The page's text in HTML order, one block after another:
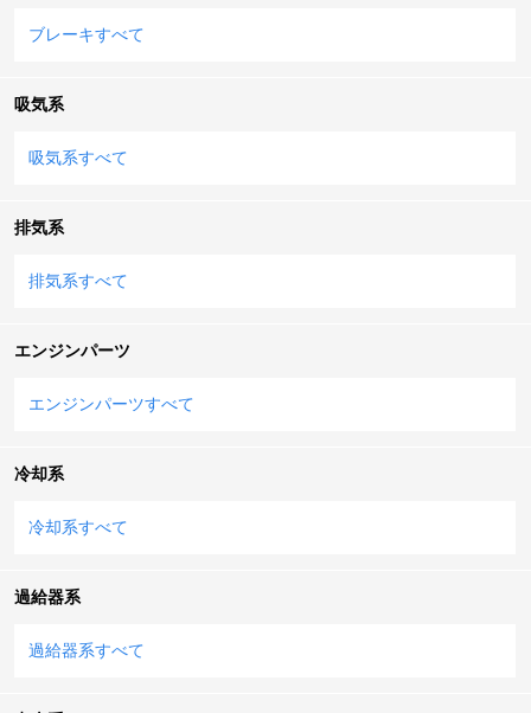
ブレーキすべて
吸気系
吸気系すべて
排気系
排気系すべて
エンジンパーツ
エンジンパーツすべて
冷却系
冷却系すべて
過給器系
過給器系すべて